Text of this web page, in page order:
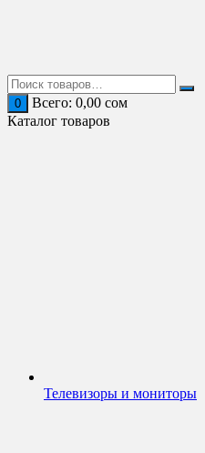
0 Всего: 0,00 сом
Каталог товаров
Телевизоры и мониторы